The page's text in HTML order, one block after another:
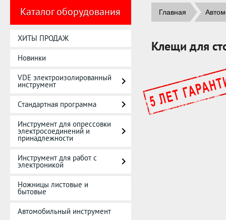
Каталог оборудования
ХИТЫ ПРОДАЖ
Новинки
VDE электроизолированный
инструмент
Стандартная программа
Инструмент для опрессовки
электросоединений и
принадлежности
Инструмент для работ с
электроникой
Ножницы листовые и
бытовые
Автомобильный инструмент
Главная
Клещи для